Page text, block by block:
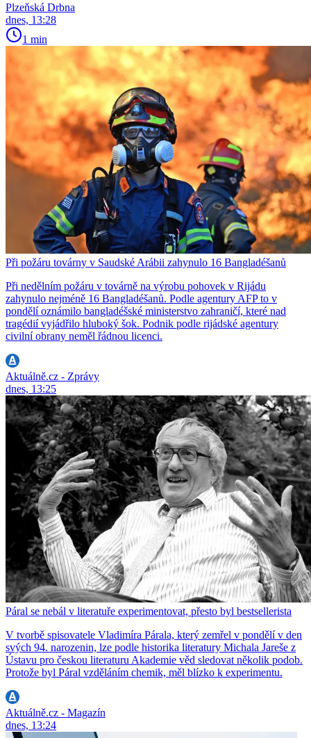
Plzeňská Drbna
dnes, 13:28
1 min
Při požáru továrny v Saudské Arábii zahynulo 16 Bangladéšanů
Při nedělním požáru v továrně na výrobu pohovek v Rijádu
zahynulo nejméně 16 Bangladéšanů. Podle agentury AFP to v
pondělí oznámilo bangladéšské ministerstvo zahraničí, které nad
tragédií vyjádřilo hluboký šok. Podnik podle rijádské agentury
civilní obrany neměl řádnou licenci.
Aktuálně.cz - Zprávy
dnes, 13:25
Páral se nebál v literatuře experimentovat, přesto byl bestsellerista
V tvorbě spisovatele Vladimíra Párala, který zemřel v pondělí v den
svých 94. narozenin, lze podle historika literatury Michala Jareše z
Ústavu pro českou literaturu Akademie věd sledovat několik podob.
Protože byl Páral vzděláním chemik, měl blízko k experimentu.
Aktuálně.cz - Magazín
dnes, 13:24